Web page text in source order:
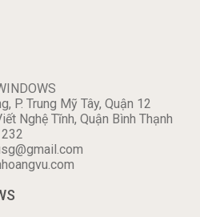
P. Trung Mỹ Tây, Quận 12
Nghệ Tĩnh, Quận Bình Thạnh